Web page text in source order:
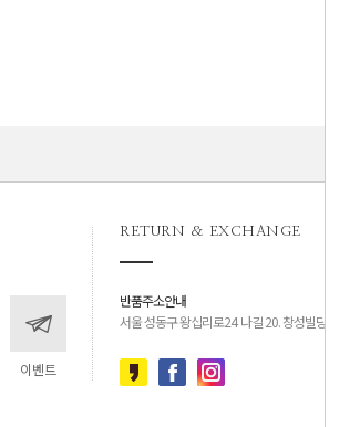
이벤트
RETURN & EXCHANGE
반품주소안내
서울 성동구 왕십리로24 나길 20. 창성빌딩 4층